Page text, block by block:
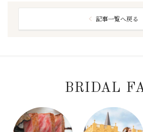
記事一覧へ戻る
BRIDAL